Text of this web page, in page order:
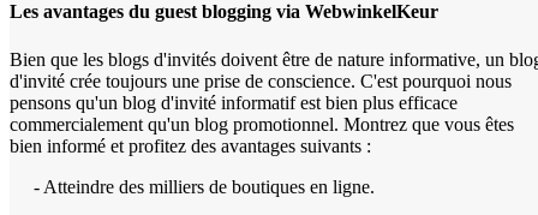
Les avantages du guest blogging via WebwinkelKeur
Bien que les blogs d'invités doivent être de nature informative, un
d'invité crée toujours une prise de conscience. C'est pourquoi nous
pensons qu'un blog d'invité informatif est bien plus efficace
commercialement qu'un blog promotionnel. Montrez que vous êtes
bien informé et profitez des avantages suivants :
- Atteindre des milliers de boutiques en ligne.